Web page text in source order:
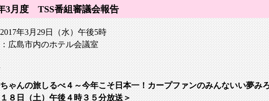
3月度 TSS番組審議会報告
年3月29日（水）午後5時
広島市内のホテル会議室
ゃんの旅しるべ４～今年こそ日本一！カープファンのみんないい夢み
８日（土）午後４時３５分放送＞